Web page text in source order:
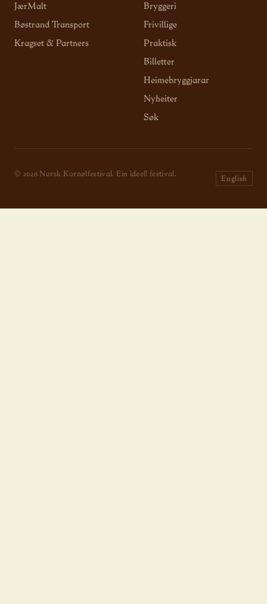
JærMalt
Bøstrand Transport
Kragset & Partners
Bryggeri
Frivillige
Praktisk
Billetter
Heimebryggjarar
Nyheiter
Søk
© 2026 Norsk Kornølfestival. Ein ideell festival.
English